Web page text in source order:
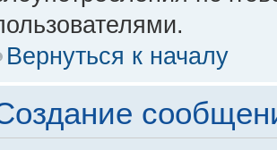
Вернуться к началу